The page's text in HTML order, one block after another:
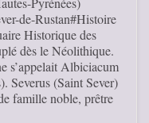
de-Rustan#Histoire
Historique des
dès le Néolithique.
s’appelait Albiciacum
Severus (Saint Sever)
famille noble, prêtre